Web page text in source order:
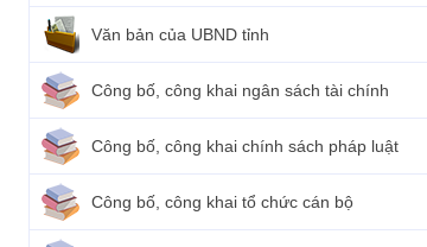
Văn bản của UBND tỉnh
Công bố, công khai ngân sách tài chính
Công bố, công khai chính sách pháp luật
Công bố, công khai tổ chức cán bộ